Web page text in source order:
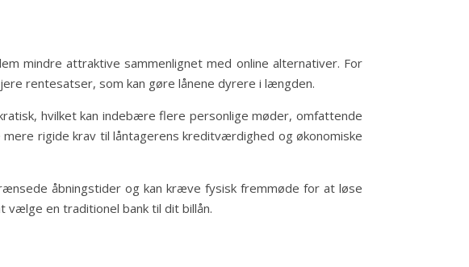
mindre attraktive sammenlignet med online alternativer. For
rentesatser, som kan gøre lånene dyrere i længden.
hvilket kan indebære flere personlige møder, omfattende
rigide krav til låntagerens kreditværdighed og økonomiske
åbningstider og kan kræve fysisk fremmøde for at løse
en traditionel bank til dit billån.